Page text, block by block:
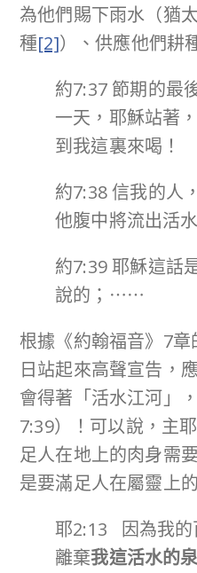
為他們賜下雨水（猶
種[2]）、供應他們耕
約7:37 節期的最
一天，耶穌站著
到我這裏來喝！
約7:38 信我的人
他腹中將流出活
約7:39 耶穌這話
說的；⋯⋯
根據《約翰福音》7
日站起來高聲宣告，
會得著「活水江河」
7:39）！可以說，主
足人在地上的肉身需
是要滿足人在屬靈上
耶2:13 因為我的
離棄我這活水的